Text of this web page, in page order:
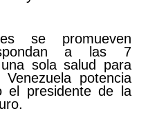
se promueven
a las 7
sola salud para
potencia
el presidente de la